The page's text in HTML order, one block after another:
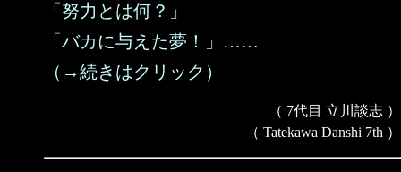
「努力とは何？」
「バカに与えた夢！」……
（→続きはクリック）
（ 7代目 立川談志 ）
（ Tatekawa Danshi 7th ）